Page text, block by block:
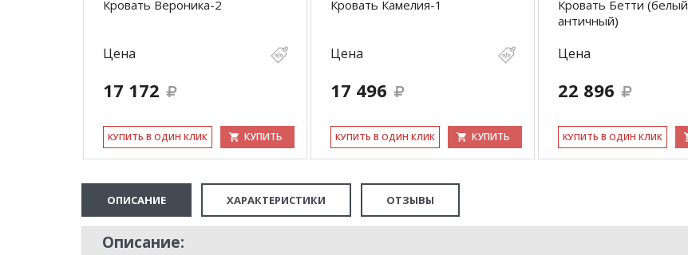
Кровать Вероника-2
Цена
17 172
КУ­ПИТЬ В ОДИН КЛИК КУПИТЬ
Кровать Камелия-1
Цена
17 496
КУ­ПИТЬ В ОДИН КЛИК КУПИТЬ
Кровать Бетти (белый
античный)
Цена
22 896
КУ­ПИТЬ В ОДИН КЛИК
ОПИСАНИЕ ХАРАКТЕРИСТИКИ ОТЗЫВЫ
Описание: